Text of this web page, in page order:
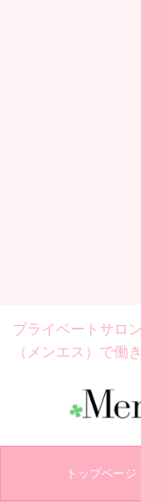
プライベートサロ
（メンエス）で働
トップページ